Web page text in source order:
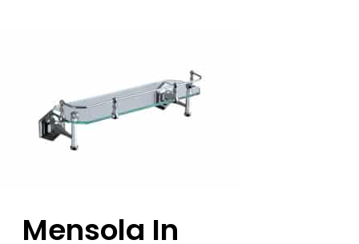
Mensola In